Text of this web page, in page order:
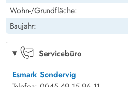
Auszeit vom Alltag. Lasst euch von
Atmosphäre verzaubern und erlebt
Von hier könnt ihr eure Ausflüge
Sande eine Hafenrundfahrt zu
das Wetter einmal umschlägt,
Wohn-/Grundfläche:
Baujahr:
Servicebüro
Esmark Sondervig
Satellitenschüssel (deutsche
Hochstuhl
Kinder: Kinderbett